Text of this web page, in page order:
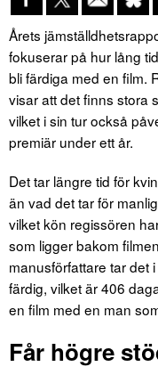
Årets
fokuserar på hur lång
bli färdiga med en film.
visar att det finns stora
vilket i sin tur också
premiär under ett år.
Det tar längre tid för
än vad det tar för
vilket kön regissören
som ligger bakom
manusförfattare tar det
färdig, vilket är 406
en film med en man
Får högre